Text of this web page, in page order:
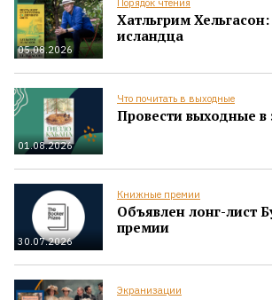
05.08.2026
Хатльгрим
исландца
01.08.2026
Что почитать в выходные
Провести выходные в
30.07.2026
Книжные премии
Объявлен лонг-лист
премии
Экранизации